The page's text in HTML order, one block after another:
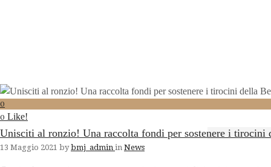
0
0 Like!
Unisciti al ronzio! Una raccolta fondi per sostenere i tirocini
13 Maggio 2021 by bmj_admin in News